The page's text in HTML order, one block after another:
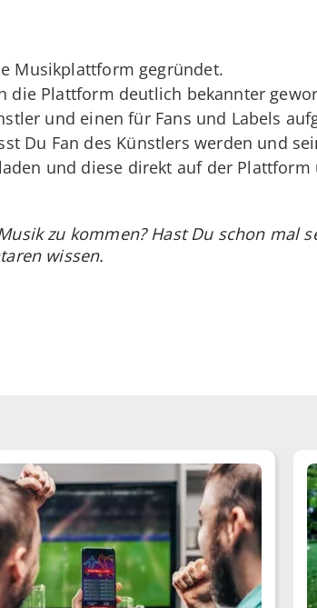
Musikplattform gegründet.
die Plattform deutlich bekannter
und einen für Fans und Labels
Du Fan des Künstlers werden und
und diese direkt auf der
zu kommen? Hast Du schon mal
wissen.